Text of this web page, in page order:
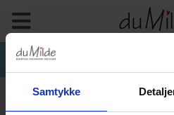
Samtykke